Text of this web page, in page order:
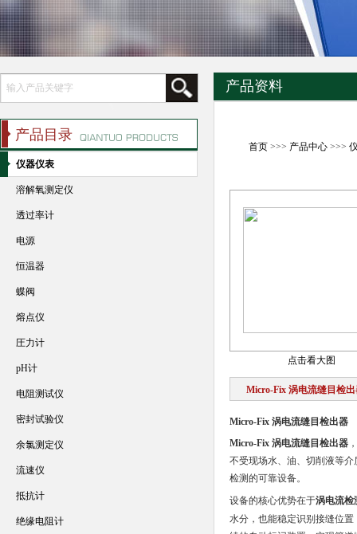
产品资料
首页>>> 产品中心>>>
点击看大图
Micro-Fix 涡电流缝目检出
Micro-Fix 涡电流缝目检出器
Micro-Fix 涡电流缝目检出器
不受现场水、油、切削液等
检测的可靠设备。
设备的核心优势在于涡电流检
水分，也能稳定识别接缝位
产品目录
仪器仪表
溶解氧测定仪
透过率计
电源
恒温器
蝶阀
熔点仪
圧力计
pH计
电阻测试仪
密封试验仪
余氯测定仪
流速仪
抵抗计
绝缘电阻计